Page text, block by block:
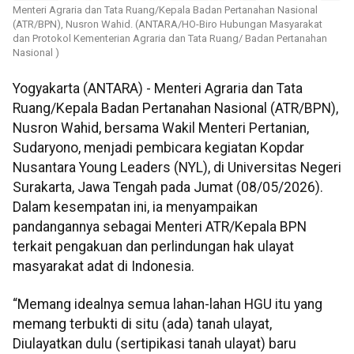
Menteri Agraria dan Tata Ruang/Kepala Badan Pertanahan Nasional
(ATR/BPN), Nusron Wahid. (ANTARA/HO-Biro Hubungan Masyarakat
dan Protokol Kementerian Agraria dan Tata Ruang/ Badan Pertanahan
Nasional )
Yogyakarta (ANTARA) - Menteri Agraria dan Tata
Ruang/Kepala Badan Pertanahan Nasional (ATR/BPN),
Nusron Wahid, bersama Wakil Menteri Pertanian,
Sudaryono, menjadi pembicara kegiatan Kopdar
Nusantara Young Leaders (NYL), di Universitas Negeri
Surakarta, Jawa Tengah pada Jumat (08/05/2026).
Dalam kesempatan ini, ia menyampaikan
pandangannya sebagai Menteri ATR/Kepala BPN
terkait pengakuan dan perlindungan hak ulayat
masyarakat adat di Indonesia.
“Memang idealnya semua lahan-lahan HGU itu yang
memang terbukti di situ (ada) tanah ulayat,
Diulayatkan dulu (sertipikasi tanah ulayat) baru